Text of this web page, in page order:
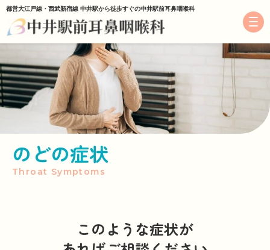
初来院の方へ
診療案内
みみの症状
アレルギー・舌下免疫外来
都営大江戸線・西武新宿線 中井駅から徒歩すぐの中井駅前耳鼻咽喉科
のどの症状
Throat Symptoms
このような症状が